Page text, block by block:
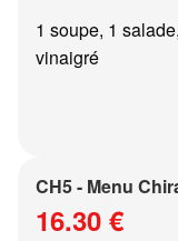
1 soupe, 1
vinaigré
CH5 - Menu
16.30 €